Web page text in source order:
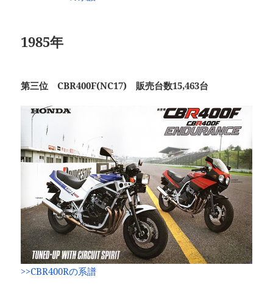
1985年
第三位 CBR400F(NC17) 販売台数15,463台
>>CBR400Rの系譜